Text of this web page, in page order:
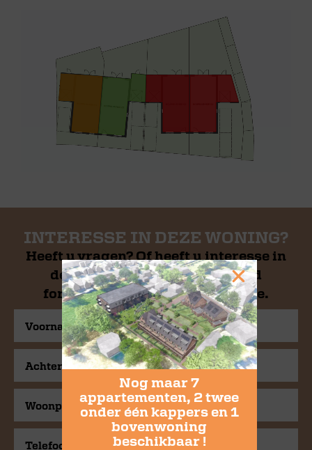
INTERESSE IN DEZE WONING?
Heeft u vragen? Of heeft u interesse in
deze woning? Vul onderstaand
formulier in en stuur het ons toe.
Nog maar 7
appartementen, 2 twee
onder één kappers en 1
bovenwoning
beschikbaar !